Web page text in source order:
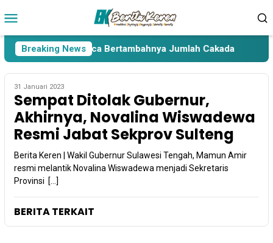
ke
Mobile
Breaking News
Lima Paslon Pasca Bertambahnya Jumlah Cakada
31 Januari 2023
Sempat Ditolak Gubernur,
Akhirnya, Novalina Wiswadewa
Resmi Jabat Sekprov Sulteng
Berita Keren | Wakil Gubernur Sulawesi Tengah, Mamun Amir
resmi melantik Novalina Wiswadewa menjadi Sekretaris
Provinsi […]
BERITA TERKAIT